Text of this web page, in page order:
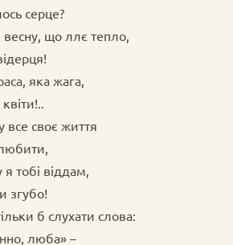
серце?
весну, що ллє тепло,
яка жага,
квіти!..
все своє життя
я тобі віддам,
згубо!
б слухати слова:
люба» –